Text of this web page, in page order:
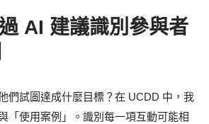
AI 建議識別參與者
們試圖達成什麼目標？在 UCDD 中，我
「使用案例」。識別每一項互動可能相